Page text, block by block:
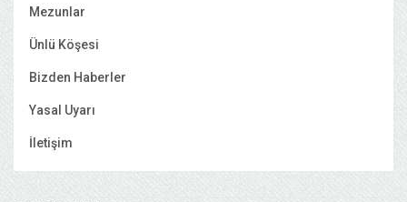
Mezunlar
Ünlü Köşesi
Bizden Haberler
Yasal Uyarı
İletişim